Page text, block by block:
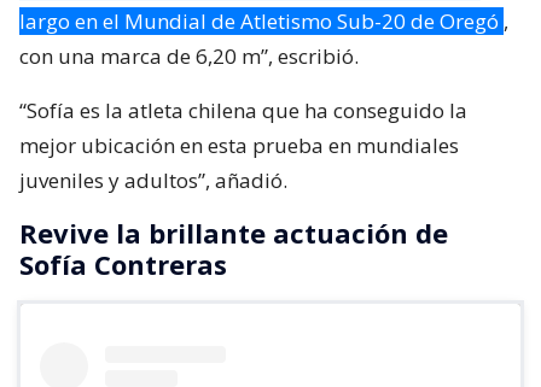
largo en el Mundial de Atletismo Sub-20 de Oregó ,
con una marca de 6,20 m”, escribió.
“Sofía es la atleta chilena que ha conseguido la
mejor ubicación en esta prueba en mundiales
juveniles y adultos”, añadió.
Revive la brillante actuación de
Sofía Contreras